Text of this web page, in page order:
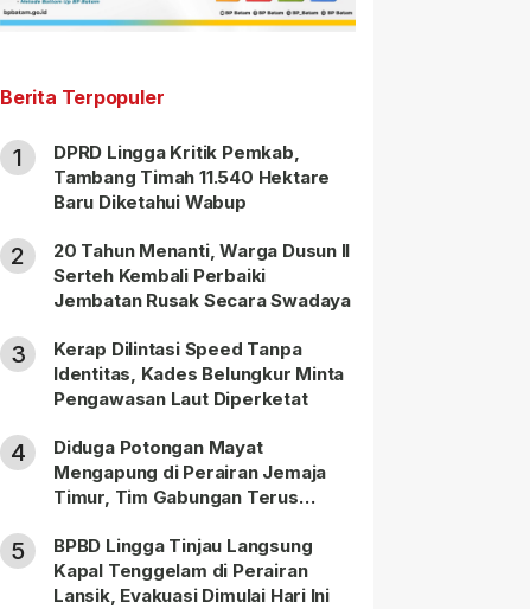
Berita Terpopuler
1
DPRD Lingga Kritik Pemkab,
Tambang Timah 11.540 Hektare
Baru Diketahui Wabup
2
20 Tahun Menanti, Warga Dusun II
Serteh Kembali Perbaiki
Jembatan Rusak Secara Swadaya
3
Kerap Dilintasi Speed Tanpa
Identitas, Kades Belungkur Minta
Pengawasan Laut Diperketat
4
Diduga Potongan Mayat
Mengapung di Perairan Jemaja
Timur, Tim Gabungan Terus
5
BPBD Lingga Tinjau Langsung
Kapal Tenggelam di Perairan
Lansik, Evakuasi Dimulai Hari Ini